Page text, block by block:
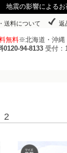
地震の影響による
送料について 返
無料※北海道・沖縄
0120-94-8133 受付：
2